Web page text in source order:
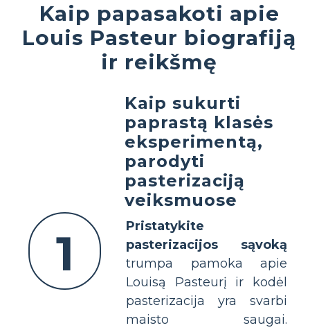
Kaip papasakoti apie
Louis Pasteur biografiją
ir reikšmę
1
Kaip sukurti
paprastą klasės
eksperimentą,
parodyti
pasterizaciją
veiksmuose
Pristatykite
pasterizacijos sąvoką
trumpa pamoka apie
Louisą Pasteurį ir kodėl
pasterizacija yra svarbi
maisto saugai.